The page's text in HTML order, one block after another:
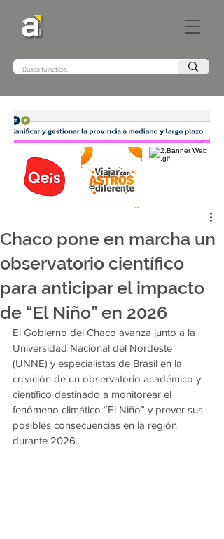
Chaco pone en marcha un
observatorio científico
para anticipar el impacto
de “El Niño” en 2026
El Gobierno del Chaco avanza junto a la
Universidad Nacional del Nordeste
(UNNE) y especialistas de Brasil en la
creación de un observatorio académico y
científico destinado a monitorear el
fenómeno climático “El Niño” y prever sus
posibles consecuencias en la región
durante 2026.